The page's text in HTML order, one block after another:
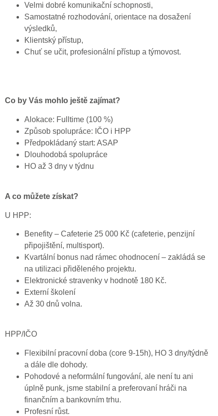
Velmi dobré komunikační schopnosti,
Samostatné rozhodování, orientace na dosažení
výsledků,
Klientský přístup,
Chuť se učit, profesionální přístup a týmovost.
Co by Vás mohlo ještě zajímat?
Alokace: Fulltime (100 %)
Způsob spolupráce: IČO i HPP
Předpokládaný start: ASAP
Dlouhodobá spolupráce
HO až 3 dny v týdnu
A co můžete získat?
U HPP:
Benefity – Cafeterie 25 000 Kč (cafeterie, penzijní
připojištění, multisport).
Kvartální bonus nad rámec ohodnocení – zakládá se
na utilizaci přiděleného projektu.
Elektronické stravenky v hodnotě 180 Kč.
Externí školení
Až 30 dnů volna.
HPP/IČO
Flexibilní pracovní doba (core 9-15h), HO 3 dny/týdně
a dále dle dohody.
Pohodové a neformální fungování, ale není tu ani
úplně punk, jsme stabilní a preferovaní hráči na
finančním a bankovním trhu.
Profesní růst.